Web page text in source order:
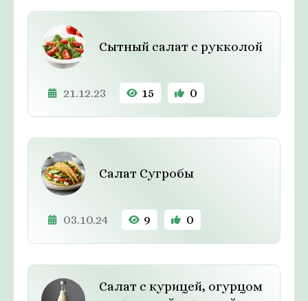
Сытный салат с рукколой
21.12.23 15 0
Салат Сугробы
03.10.24 9 0
Салат с курицей, огурцом